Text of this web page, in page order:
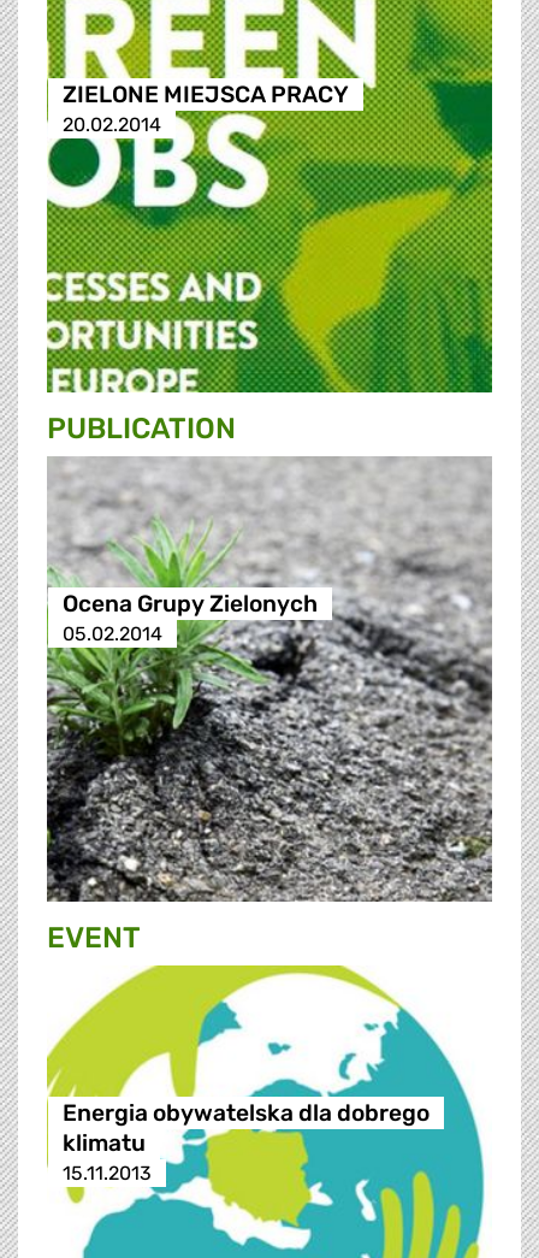
ZIELONE MIEJSCA PRACY
20.02.2014
PUBLICATION
Ocena Grupy Zielonych
05.02.2014
EVENT
Energia obywatelska dla dobrego
klimatu
15.11.2013